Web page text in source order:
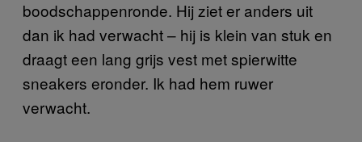
boodschappenronde. Hij ziet er anders uit
dan ik had verwacht – hij is klein van stuk en
draagt een lang grijs vest met spierwitte
sneakers eronder. Ik had hem ruwer
verwacht.